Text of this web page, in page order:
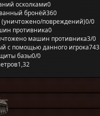
осколками0
бронёй360
повреждений)0/0
противника0
машин противника3/0
с помощью данного игрока743
базы0/0
1,32